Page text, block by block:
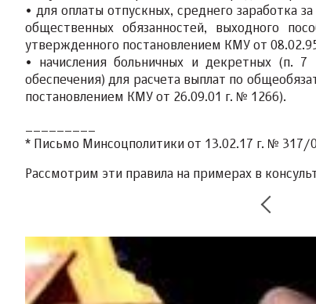
• для оплаты отпускных, среднего заработка
общественных обязанностей, выходного
утвержденного постановлением КМУ от
• начисления больничных и декретных (п. 7
обеспечения) для расчета выплат по
постановлением КМУ от 26.09.01 г. № 1266).
* Письмо Минсоцполитики от 13.02.17 г. №
Рассмотрим эти правила на примерах в